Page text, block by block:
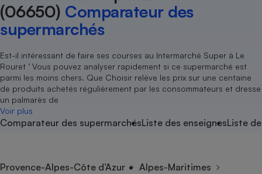
(06650) Comparateur des
supermarchés
Est-il intéressant de faire ses courses au Intermarché Super à Le
Rouret ’ Vous pouvez analyser rapidement si ce supermarché est
parmi les moins chers. Que Choisir relève les prix sur une centaine
de produits achetés régulièrement par les consommateurs et dresse
un palmarès de
Voir plus
Comparateur des supermarchésListe des enseignesListe
Provence-Alpes-Côte d’Azur
Alpes-Maritimes
Agriculture
Produit alimentaire
Achat - Vente - Location
Carburant
Magasin - Grande surface
Marketing - Fidélisation
Système judiciaire
Air
Eau
Achat - Vente - Travaux
Location
Sport
Vacances - Tourisme
électrique
Démarche administrative
Senior
Service marchand
Transport aérien
Enquêtes
Guides d'achat
Conseils
Brèves
Soumettre un litige
Lettres types
Rencontrer une association locale
Nos actions
Nos grandes victoires
Les billets de la présidente
Nos associations locales
Nous rejoindre
En savoir plus sur Que Choisir Ensemble
nous ?
Nos missions
Notre méthodologie
Notre financement
Nos partenaires
Nous rejoindre